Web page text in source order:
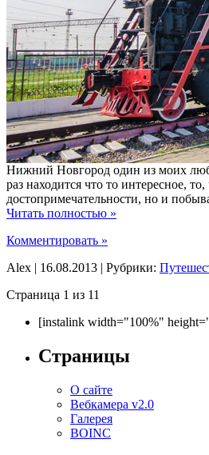
Нижний Новгород один из моих
раз находится что то интересное,
достопримечательности, но и
Читать полностью »
Комментировать »
Alex | 16.08.2013 | Рубрики:
Страница 1 из 11
[instalink width="100%"
Страницы
О сайте
Вебкамера v2.0
Галерея
BOINC